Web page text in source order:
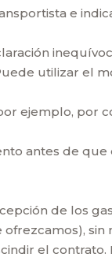
e
utilizar el
ejemplo, por
antes de que
de los
sin
el contrato.